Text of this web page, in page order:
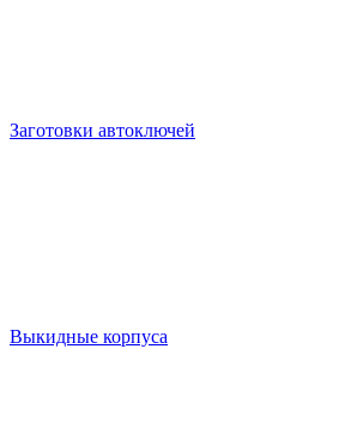
Заготовки автоключей
Выкидные корпуса